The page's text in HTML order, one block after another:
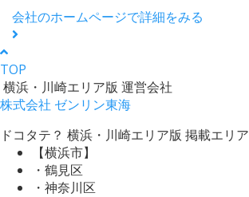
会社のホームページで詳細をみる
TOP
横浜・川崎エリア版 運営会社
株式会社 ゼンリン東海
ドコタテ？ 横浜・川崎エリア版 掲載エリア
【横浜市】
・鶴見区
・神奈川区